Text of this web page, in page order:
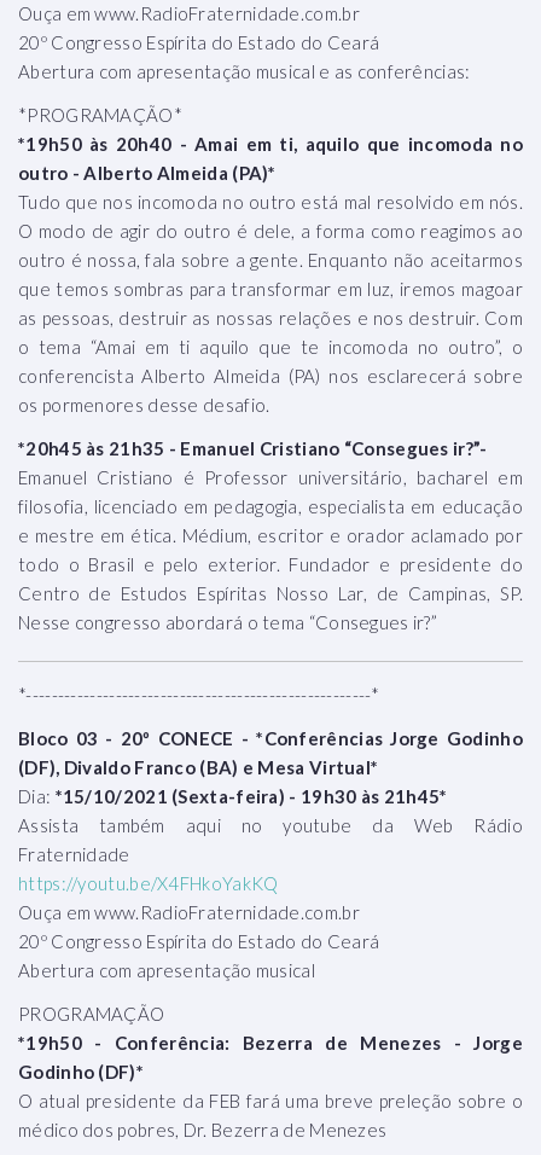
Ouça em www.RadioFraternidade.com.br
20º Congresso Espírita do Estado do Ceará
Abertura com apresentação musical e as conferências:
*PROGRAMAÇÃO*
*19h50 às 20h40 - Amai em ti, aquilo que incomoda no
outro - Alberto Almeida (PA)*
Tudo que nos incomoda no outro está mal resolvido em nós.
O modo de agir do outro é dele, a forma como reagimos ao
outro é nossa, fala sobre a gente. Enquanto não aceitarmos
que temos sombras para transformar em luz, iremos magoar
as pessoas, destruir as nossas relações e nos destruir. Com
o tema “Amai em ti aquilo que te incomoda no outro”, o
conferencista Alberto Almeida (PA) nos esclarecerá sobre
os pormenores desse desafio.
*20h45 às 21h35 - Emanuel Cristiano “Consegues ir?”-
Emanuel Cristiano é Professor universitário, bacharel em
filosofia, licenciado em pedagogia, especialista em educação
e mestre em ética. Médium, escritor e orador aclamado por
todo o Brasil e pelo exterior. Fundador e presidente do
Centro de Estudos Espíritas Nosso Lar, de Campinas, SP.
Nesse congresso abordará o tema “Consegues ir?”
*------------------------------------------------------*
Bloco 03 - 20º CONECE - *Conferências Jorge Godinho
(DF), Divaldo Franco (BA) e Mesa Virtual*
Dia: *15/10/2021 (Sexta-feira) - 19h30 às 21h45*
Assista também aqui no youtube da Web Rádio
Fraternidade
https://youtu.be/X4FHkoYakKQ
Ouça em www.RadioFraternidade.com.br
20º Congresso Espírita do Estado do Ceará
Abertura com apresentação musical
PROGRAMAÇÃO
*19h50 - Conferência: Bezerra de Menezes - Jorge
Godinho (DF)*
O atual presidente da FEB fará uma breve preleção sobre o
médico dos pobres, Dr. Bezerra de Menezes